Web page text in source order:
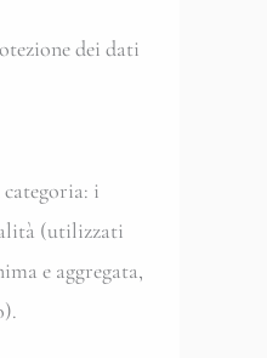
dei dati
i
(utilizzati
e aggregata,